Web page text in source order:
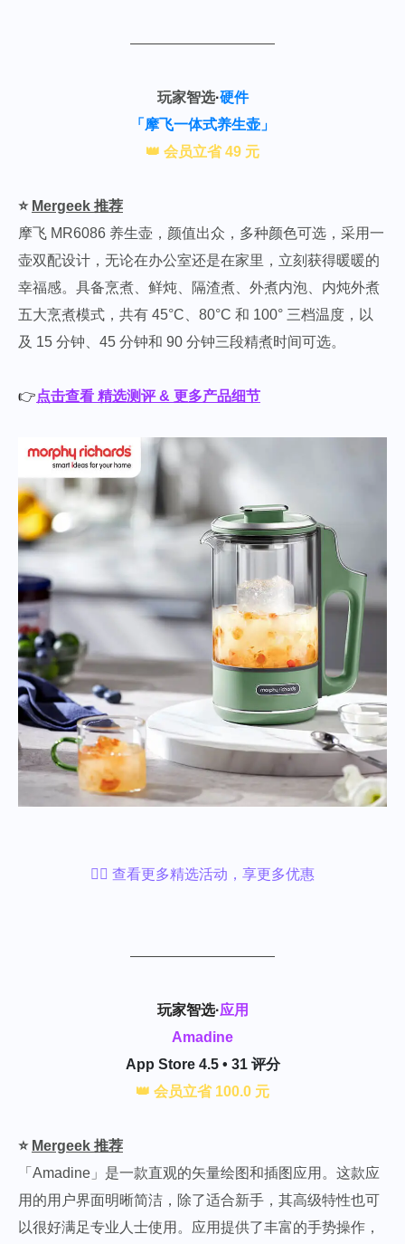
——————————
玩家智选·硬件
「摩飞一体式养生壶」
👑 会员立省 49 元
⭐️ Mergeek 推荐
摩飞 MR6086 养生壶，颜值出众，多种颜色可选，采用一
壶双配设计，无论在办公室还是在家里，立刻获得暖暖的
幸福感。具备烹煮、鲜炖、隔渣煮、外煮内泡、内炖外煮
五大烹煮模式，共有 45°C、80°C 和 100° 三档温度，以
及 15 分钟、45 分钟和 90 分钟三段精煮时间可选。
👉点击查看 精选测评 & 更多产品细节
👉🏻 查看更多精选活动，享更多优惠
——————————
玩家智选·应用
Amadine
App Store 4.5 • 31 评分
👑 会员立省 100.0 元
⭐️ Mergeek 推荐
「Amadine」是一款直观的矢量绘图和插图应用。这款应
用的用户界面明晰简洁，除了适合新手，其高级特性也可
以很好满足专业人士使用。应用提供了丰富的手势操作，